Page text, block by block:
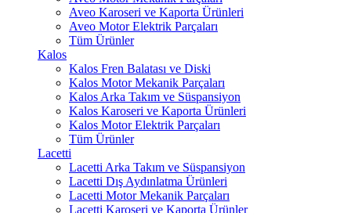
Aveo Karoseri ve Kaporta Ürünleri
Aveo Motor Elektrik Parçaları
Tüm Ürünler
Kalos
Kalos Fren Balatası ve Diski
Kalos Motor Mekanik Parçaları
Kalos Arka Takım ve Süspansiyon
Kalos Karoseri ve Kaporta Ürünleri
Kalos Motor Elektrik Parçaları
Tüm Ürünler
Lacetti
Lacetti Arka Takım ve Süspansiyon
Lacetti Dış Aydınlatma Ürünleri
Lacetti Motor Mekanik Parçaları
Lacetti Karoseri ve Kaporta Ürünler